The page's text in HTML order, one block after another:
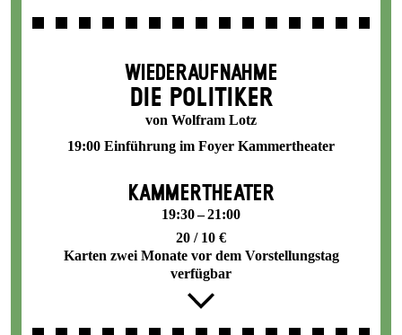
WIEDERAUFNAHME
DIE POLITIKER
von Wolfram Lotz
19:00 Einführung im Foyer Kammertheater
KAMMERTHEATER
19:30 – 21:00
20 / 10 €
Karten zwei Monate vor dem Vorstellungstag
verfügbar